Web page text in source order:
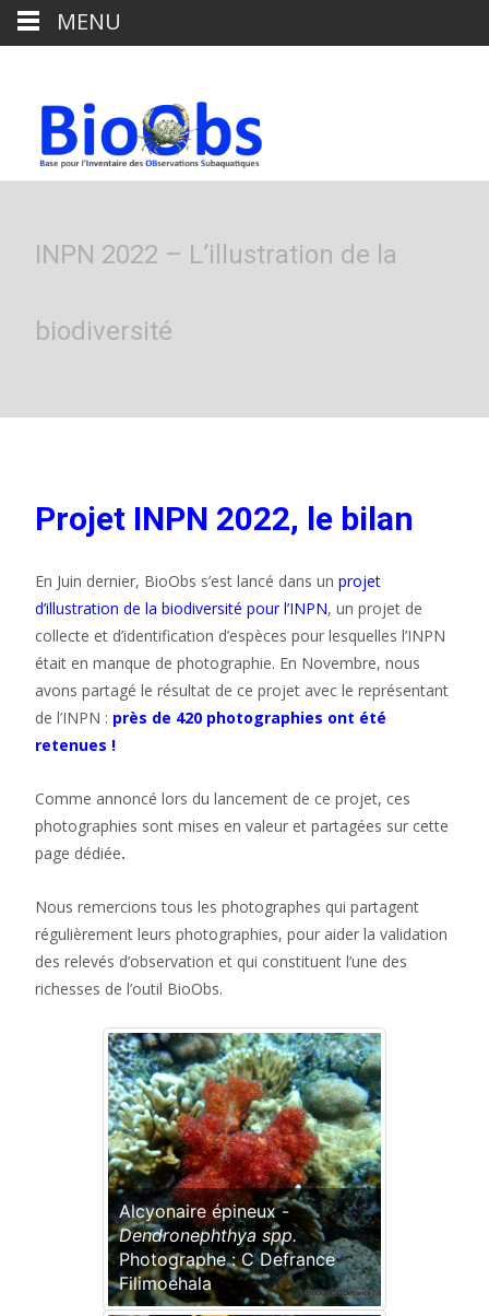
INPN 2022 – L’illustration de la
biodiversité
Projet INPN 2022, le bilan
En Juin dernier, BioObs s’est lancé dans un projet
d’illustration de la biodiversité pour l’INPN, un projet de
collecte et d’identification d’espèces pour lesquelles l’INPN
était en manque de photographie. En Novembre, nous
avons partagé le résultat de ce projet avec le représentant
de l’INPN : près de 420 photographies ont été
retenues !
Comme annoncé lors du lancement de ce projet, ces
photographies sont mises en valeur et partagées sur cette
page dédiée.
Nous remercions tous les photographes qui partagent
régulièrement leurs photographies, pour aider la validation
des relevés d’observation et qui constituent l’une des
richesses de l’outil BioObs.
Alcyonaire épineux -
Dendronephthya spp.
Photographe : C Defrance
Filimoehala
MENU